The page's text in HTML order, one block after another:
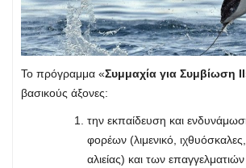
Το πρόγραμμα «Συμμαχία για Συμβίωση ΙΙ
βασικούς άξονες:
την εκπαίδευση και
φορέων (λιμενικό, ιχθυόσκαλες,
αλιείας) και των